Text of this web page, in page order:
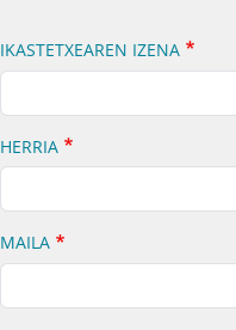
IKASTETXEAREN IZENA
HERRIA
MAILA